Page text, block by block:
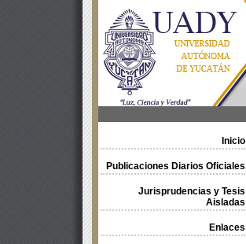
Inicio
Publicaciones Diarios Oficiales
Jurisprudencias y Tesis
Aisladas
Enlaces